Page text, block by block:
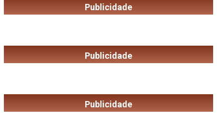
Publicidade
Publicidade
Publicidade